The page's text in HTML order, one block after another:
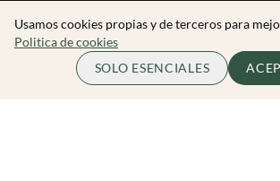
70.00 EUR
Usamos cookies propias y de terceros para
Politica de cookies
SOLO ESENCIALES